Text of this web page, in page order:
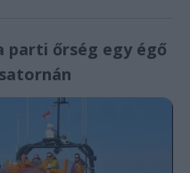
parti őrség egy égő